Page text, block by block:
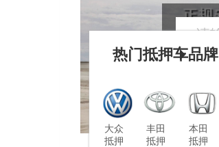
热门抵押车品牌
大众
抵押
丰田
抵押
本田
抵押